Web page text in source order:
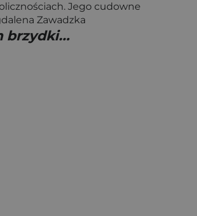
Jego cudowne
Zawadzka
brzydki...